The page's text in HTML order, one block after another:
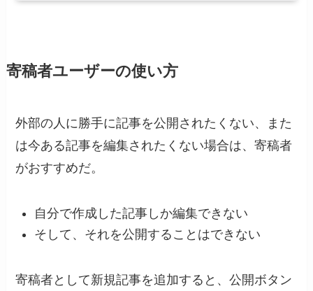
寄稿者ユーザーの使い方
外部の人に勝手に記事を公開されたくない、また
は今ある記事を編集されたくない場合は、寄稿者
がおすすめだ。
自分で作成した記事しか編集できない
そして、それを公開することはできない
寄稿者として新規記事を追加すると、公開ボタン